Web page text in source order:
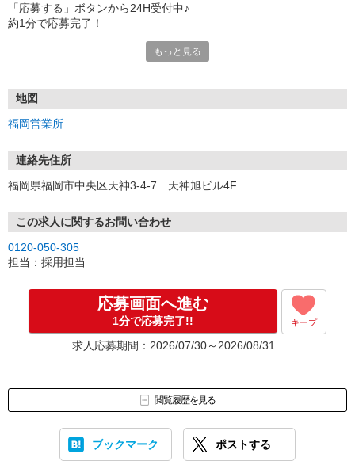
「応募する」ボタンから24H受付中♪
約1分で応募完了！
①応募から3営業日を目安に、メールorお電話でご連絡します。
★スマホでWEB面接（LINEなど）・出張面接・事務所面接と選べま
す
③面接実施（履歴書不要）
※ご希望があれば、職場見学の調整もOKです！
お気軽にご応募ください♪
もっと見る
地図
福岡営業所
連絡先住所
福岡県福岡市中央区天神3-4-7 天神旭ビル4F
この求人に関するお問い合わせ
0120-050-305
担当：採用担当
応募画面へ進む
1分で応募完了!! キープ
求人応募期間：2026/07/30～2026/08/31
閲覧履歴を見る
ブックマーク ポストする